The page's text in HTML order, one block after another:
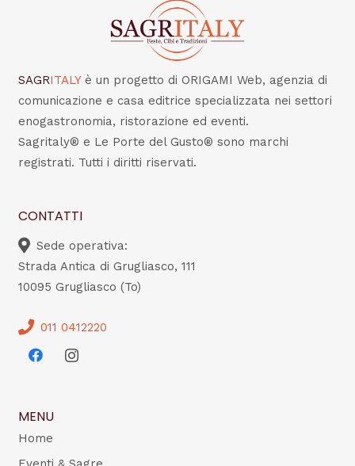
SAGRITALY è un progetto di ORIGAMI Web, agenzia di
comunicazione e casa editrice specializzata nei settori
enogastronomia, ristorazione ed eventi.
Sagritaly® e Le Porte del Gusto® sono marchi
registrati. Tutti i diritti riservati.
CONTATTI
Sede operativa:
Strada Antica di Grugliasco, 111
10095 Grugliasco (To)
011 0412220
MENU
Home